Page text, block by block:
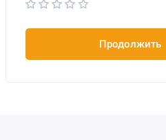
Продолжить